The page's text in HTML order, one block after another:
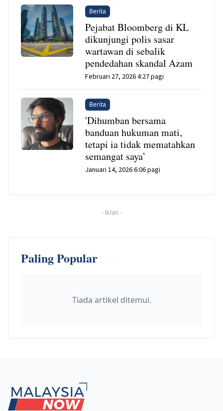
Berita
Pejabat Bloomberg di KL
dikunjungi polis sasar
wartawan di sebalik
pendedahan skandal Azam
Februari 27, 2026 4:27 pagi
Berita
'Dihumban bersama
banduan hukuman mati,
tetapi ia tidak mematahkan
semangat saya’
Januari 14, 2026 6:06 pagi
- Iklan -
Paling Popular
Tiada artikel ditemui.